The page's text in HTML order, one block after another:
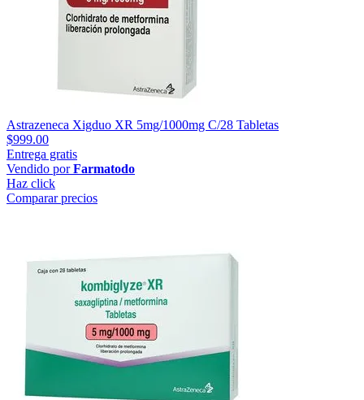
Astrazeneca Xigduo XR 5mg/1000mg C/28 Tabletas
$999.00
Entrega gratis
Vendido porFarmatodo
Haz click
Comparar precios